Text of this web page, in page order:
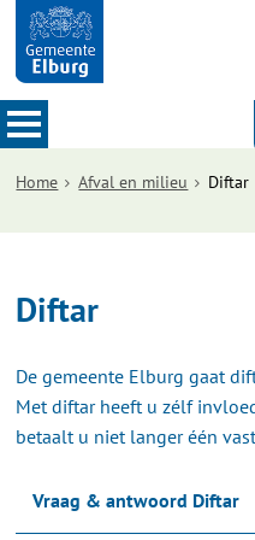
Home Afval en milieu Diftar
Diftar
De gemeente Elburg gaat
Met diftar heeft u zélf
betaalt u niet langer één
Vraag & antwoord Diftar